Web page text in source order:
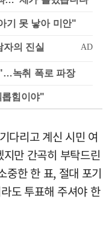
기 못 낳아 미안"
녹취 폭로 파장
힘이야"
다리고 계신 시민 여
만 간곡히 부탁드린
중한 한 표, 절대 포기
도 투표해 주셔야 한